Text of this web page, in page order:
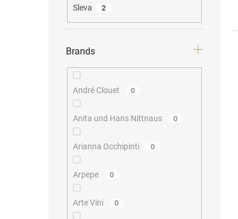
Sleva 2
Brands
André Clouet 0
Anita und Hans Nittnaus 0
Arianna Occhipinti 0
Arpepe 0
Arte Vini 0